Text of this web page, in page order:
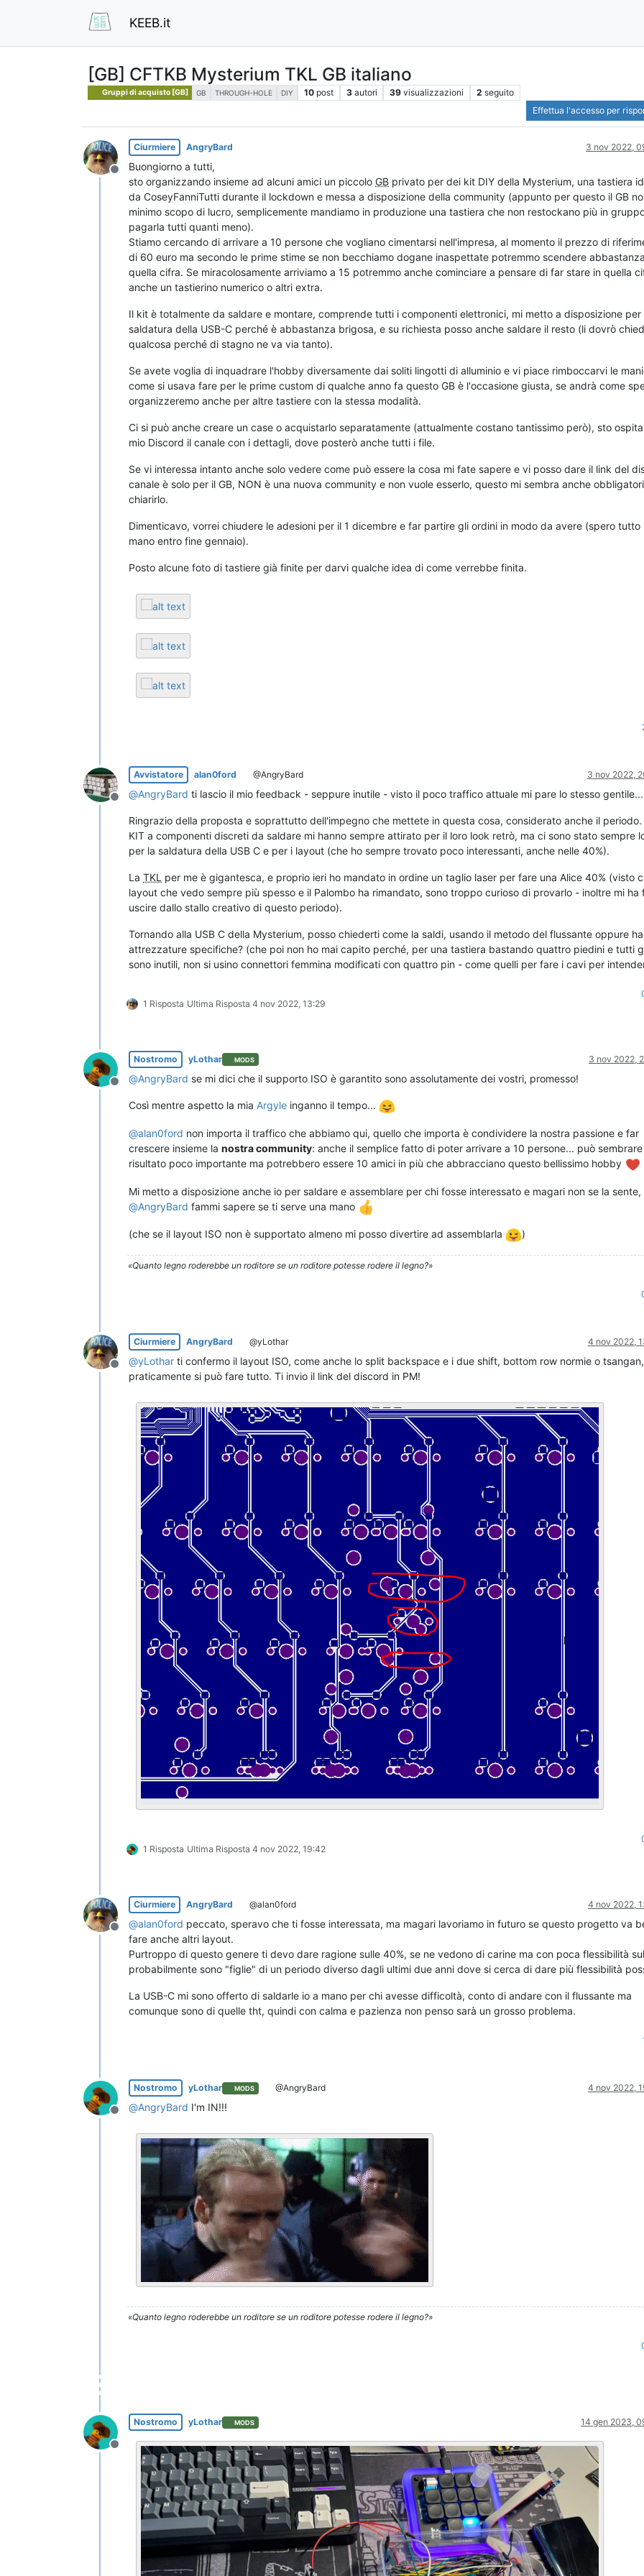
KEEB.it
[GB] CFTKB Mysterium TKL GB italiano
Gruppi di acquisto [GB] GB THROUGH-HOLE DIY 10 post 3 autori 39 visualizzazioni 2 seguito
Effettua l'accesso per
Non in linea
Ciurmiere AngryBard 3 nov 2022,
Buongiorno a tutti,
sto organizzando insieme ad alcuni amici un piccolo GB privato per dei kit DIY della Mysterium, una tastiera
da CoseyFanniTutti durante il lockdown e messa a disposizione della community (appunto per questo il GB
minimo scopo di lucro, semplicemente mandiamo in produzione una tastiera che non restockano più in
pagarla tutti quanti meno).
Stiamo cercando di arrivare a 10 persone che vogliano cimentarsi nell'impresa, al momento il prezzo di
di 60 euro ma secondo le prime stime se non becchiamo dogane inaspettate potremmo scendere
quella cifra. Se miracolosamente arriviamo a 15 potremmo anche cominciare a pensare di far stare in quella
anche un tastierino numerico o altri extra.
Il kit è totalmente da saldare e montare, comprende tutti i componenti elettronici, mi metto a disposizione per
saldatura della USB-C perché è abbastanza brigosa, e su richiesta posso anche saldare il resto (li dovrò
qualcosa perché di stagno ne va via tanto).
Se avete voglia di inquadrare l'hobby diversamente dai soliti lingotti di alluminio e vi piace rimboccarvi le
come si usava fare per le prime custom di qualche anno fa questo GB è l'occasione giusta, se andrà come
organizzeremo anche per altre tastiere con la stessa modalità.
Ci si può anche creare un case o acquistarlo separatamente (attualmente costano tantissimo però), sto
mio Discord il canale con i dettagli, dove posterò anche tutti i file.
Se vi interessa intanto anche solo vedere come può essere la cosa mi fate sapere e vi posso dare il link del
canale è solo per il GB, NON è una nuova community e non vuole esserlo, questo mi sembra anche
chiarirlo.
Dimenticavo, vorrei chiudere le adesioni per il 1 dicembre e far partire gli ordini in modo da avere (spero tutto
mano entro fine gennaio).
Posto alcune foto di tastiere già finite per darvi qualche idea di come verrebbe finita.
Non in linea
Avvistatore alan0ford @AngryBard 3 nov 2022,
@AngryBard ti lascio il mio feedback - seppure inutile - visto il poco traffico attuale mi pare lo stesso gentile...
Ringrazio della proposta e soprattutto dell'impegno che mettete in questa cosa, considerato anche il periodo.
KIT a componenti discreti da saldare mi hanno sempre attirato per il loro look retrò, ma ci sono stato sempre
per la saldatura della USB C e per i layout (che ho sempre trovato poco interessanti, anche nelle 40%).
La TKL per me è gigantesca, e proprio ieri ho mandato in ordine un taglio laser per fare una Alice 40% (visto
layout che vedo sempre più spesso e il Palombo ha rimandato, sono troppo curioso di provarlo - inoltre mi ha
uscire dallo stallo creativo di questo periodo).
Tornando alla USB C della Mysterium, posso chiederti come la saldi, usando il metodo del flussante oppure
attrezzature specifiche? (che poi non ho mai capito perché, per una tastiera bastando quattro piedini e tutti
sono inutili, non si usino connettori femmina modificati con quattro pin - come quelli per fare i cavi per
1 Risposta Ultima Risposta 4 nov 2022, 13:29
Non in linea
Nostromo yLothar MODS 3 nov 2022,
@AngryBard se mi dici che il supporto ISO è garantito sono assolutamente dei vostri, promesso!
Così mentre aspetto la mia Argyle inganno il tempo...
@alan0ford non importa il traffico che abbiamo qui, quello che importa è condividere la nostra passione e far
crescere insieme la nostra community: anche il semplice fatto di poter arrivare a 10 persone... può
risultato poco importante ma potrebbero essere 10 amici in più che abbracciano questo bellissimo hobby
Mi metto a disposizione anche io per saldare e assemblare per chi fosse interessato e magari non se la sente,
@AngryBard fammi sapere se ti serve una mano
(che se il layout ISO non è supportato almeno mi posso divertire ad assemblarla )
«Quanto legno roderebbe un roditore se un roditore potesse rodere il legno?»
Non in linea
Ciurmiere AngryBard @yLothar 4 nov 2022,
@yLothar ti confermo il layout ISO, come anche lo split backspace e i due shift, bottom row normie o tsangan,
praticamente si può fare tutto. Ti invio il link del discord in PM!
1 Risposta Ultima Risposta 4 nov 2022, 19:42
Non in linea
Ciurmiere AngryBard @alan0ford 4 nov 2022,
@alan0ford peccato, speravo che ti fosse interessata, ma magari lavoriamo in futuro se questo progetto va
fare anche altri layout.
Purtroppo di questo genere ti devo dare ragione sulle 40%, se ne vedono di carine ma con poca flessibilità
probabilmente sono "figlie" di un periodo diverso dagli ultimi due anni dove si cerca di dare più flessibilità
La USB-C mi sono offerto di saldarle io a mano per chi avesse difficoltà, conto di andare con il flussante ma
comunque sono di quelle tht, quindi con calma e pazienza non penso sarà un grosso problema.
Non in linea
Nostromo yLothar MODS @AngryBard 4 nov 2022,
@AngryBard I'm IN!!!
«Quanto legno roderebbe un roditore se un roditore potesse rodere il legno?»
Non in linea
Nostromo yLothar MODS 14 gen 2023,